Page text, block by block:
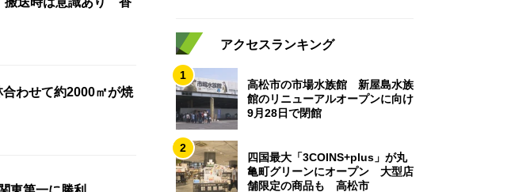
わせて約2000㎡が焼
アクセスランキング
1
高松市の市場水族館 新屋島水族
館のリニューアルオープンに向け
9月28日で閉館
2
四国最大「3COINS+plus」が丸
亀町グリーンにオープン 大型店
舗限定の商品も 高松市